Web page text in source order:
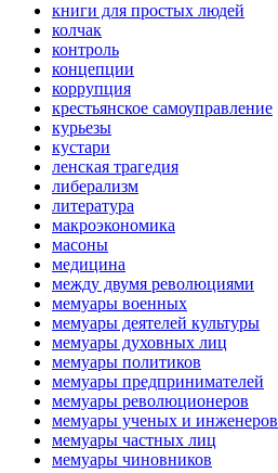
книги для простых людей
колчак
контроль
концепции
коррупция
крестьянское самоуправление
курьезы
кустари
ленская трагедия
либерализм
литература
макроэкономика
масоны
медицина
между двумя революциями
мемуары военных
мемуары деятелей культуры
мемуары духовных лиц
мемуары политиков
мемуары предпринимателей
мемуары революционеров
мемуары ученых и инженеров
мемуары частных лиц
мемуары чиновников